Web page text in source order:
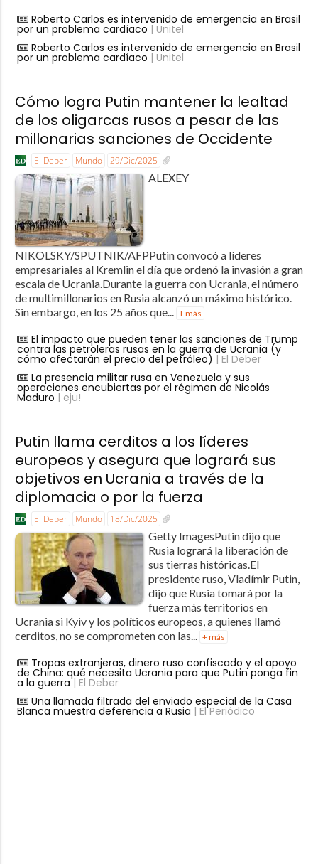
Roberto Carlos es intervenido de emergencia en Brasil
por un problema cardíaco | Unitel
Roberto Carlos es intervenido de emergencia en Brasil
por un problema cardíaco | Unitel
Cómo logra Putin mantener la lealtad
de los oligarcas rusos a pesar de las
millonarias sanciones de Occidente
El Deber Mundo 29/Dic/2025
ALEXEY
NIKOLSKY/SPUTNIK/AFPPutin convocó a líderes
empresariales al Kremlin el día que ordenó la invasión a gran
escala de Ucrania.Durante la guerra con Ucrania, el número
de multimillonarios en Rusia alcanzó un máximo histórico.
Sin embargo, en los 25 años que... + más
El impacto que pueden tener las sanciones de Trump
contra las petroleras rusas en la guerra de Ucrania (y
cómo afectarán el precio del petróleo) | El Deber
La presencia militar rusa en Venezuela y sus
operaciones encubiertas por el régimen de Nicolás
Maduro | eju!
Putin llama cerditos a los líderes
europeos y asegura que logrará sus
objetivos en Ucrania a través de la
diplomacia o por la fuerza
El Deber Mundo 18/Dic/2025
Getty ImagesPutin dijo que
Rusia logrará la liberación de
sus tierras históricas.El
presidente ruso, Vladímir Putin,
dijo que Rusia tomará por la
fuerza más territorios en
Ucrania si Kyiv y los políticos europeos, a quienes llamó
cerditos, no se comprometen con las... + más
Tropas extranjeras, dinero ruso confiscado y el apoyo
de China: qué necesita Ucrania para que Putin ponga fin
a la guerra| El Deber
Una llamada filtrada del enviado especial de la Casa
Blanca muestra deferencia a Rusia | El Periódico